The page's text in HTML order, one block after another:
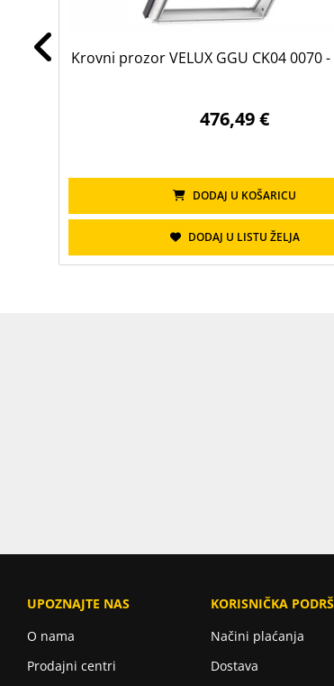
Krovni prozor VELUX GGU CK04 0070
476,49 €
DODAJ U KOŠARICU
DODAJ U LISTU ŽELJA
UPOZNAJTE NAS
O nama
Prodajni centri
KORISNIČKA
Načini plaćanja
Dostava